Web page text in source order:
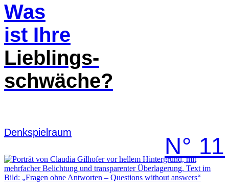
Was
ist Ihre
Lieblings-
schwäche?
Denk­spielraum
N° 11